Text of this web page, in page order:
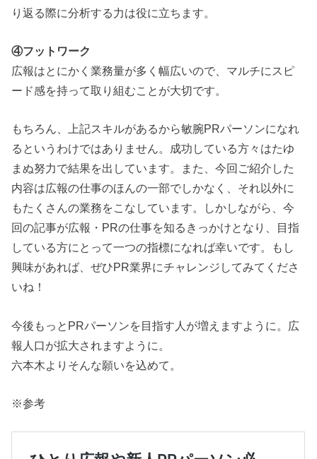
り返る際に分析する力は役に立ちます。
④フットワーク
広報はとにかく業務量が多く幅広いので、マルチにスピ
ード感を持って取り組むことが大切です。
もちろん、上記スキルがあるから敏腕PRパーソンになれ
るというわけではありません。成功している方々はたゆ
まぬ努力で結果を出しています。また、今回ご紹介した
内容は広報の仕事のほんの一部でしかなく、それ以外に
もたくさんの業務をこなしています。しかしながら、今
回の記事が広報・PRの仕事を知るきっかけとなり、目指
している方にとって一つの指標になれば幸いです。もし
興味があれば、ぜひPR業界にチャレンジしてみてくださ
いね！
今後もっとPRパーソンを目指す人が増えますように。広
報人口が拡大されますように。
六本木よりそんな願いを込めて。
※参考